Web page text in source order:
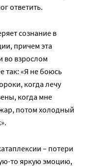
ответить.
сознание в
причем эта
во взрослом
так: «Я не боюсь
когда лечу
когда мне
потом холодный
– потери
то яркую эмоцию,